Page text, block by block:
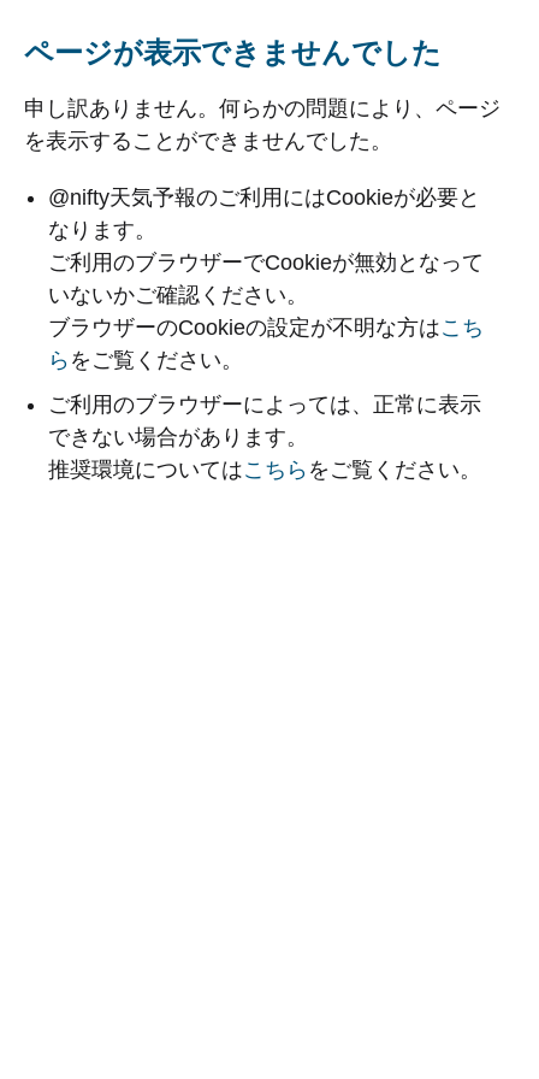
ページが表示できませんでした
申し訳ありません。何らかの問題により、ページ
を表示することができませんでした。
@nifty天気予報のご利用にはCookieが必要と
なります。
ご利用のブラウザーでCookieが無効となって
いないかご確認ください。
ブラウザーのCookieの設定が不明な方はこち
ら をご覧ください。
ご利用のブラウザーによっては、正常に表示
できない場合があります。
推奨環境についてはこちら をご覧ください。